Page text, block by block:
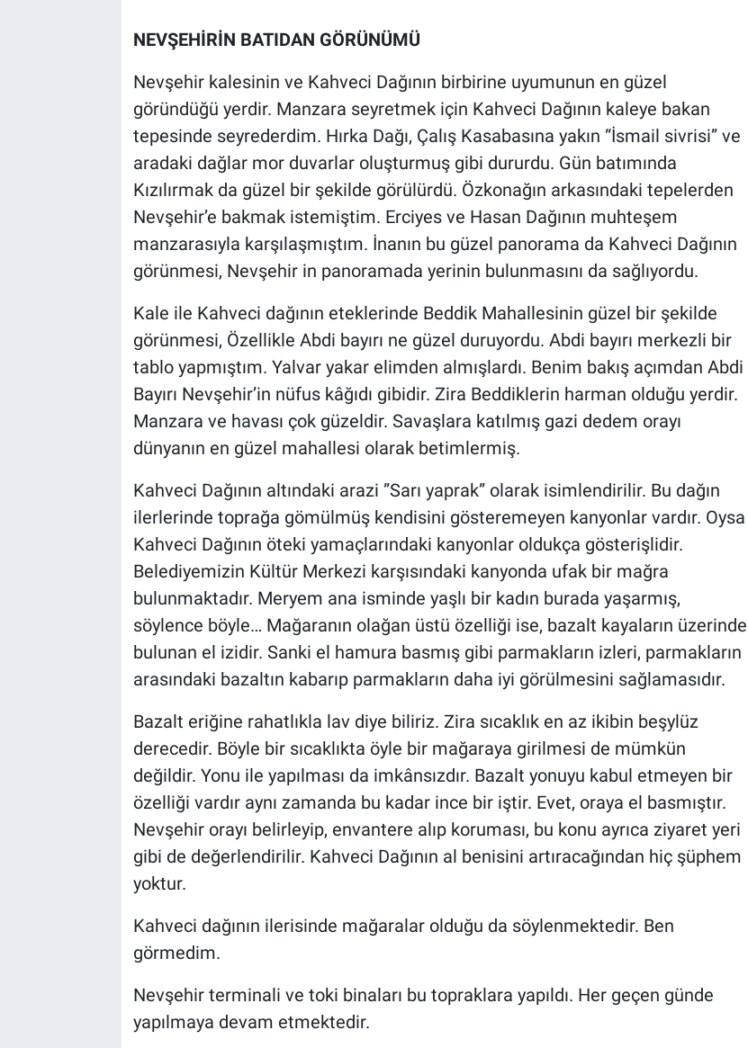
NEVŞEHİRİN BATIDAN GÖRÜNÜMÜ
Nevşehir kalesinin ve Kahveci Dağının birbirine uyumunun en güzel
göründüğü yerdir. Manzara seyretmek için Kahveci Dağının kaleye bakan
tepesinde seyrederdim. Hırka Dağı, Çalış Kasabasına yakın “İsmail sivrisi” ve
aradaki dağlar mor duvarlar oluşturmuş gibi dururdu. Gün batımında
Kızılırmak da güzel bir şekilde görülürdü. Özkonağın arkasındaki tepelerden
Nevşehir’e bakmak istemiştim. Erciyes ve Hasan Dağının muhteşem
manzarasıyla karşılaşmıştım. İnanın bu güzel panorama da Kahveci Dağının
görünmesi, Nevşehir in panoramada yerinin bulunmasını da sağlıyordu.
Kale ile Kahveci dağının eteklerinde Beddik Mahallesinin güzel bir şekilde
görünmesi, Özellikle Abdi bayırı ne güzel duruyordu. Abdi bayırı merkezli bir
tablo yapmıştım. Yalvar yakar elimden almışlardı. Benim bakış açımdan Abdi
Bayırı Nevşehir’in nüfus kâğıdı gibidir. Zira Beddiklerin harman olduğu yerdir.
Manzara ve havası çok güzeldir. Savaşlara katılmış gazi dedem orayı
dünyanın en güzel mahallesi olarak betimlermiş.
Kahveci Dağının altındaki arazi ”Sarı yaprak” olarak isimlendirilir. Bu dağın
ilerlerinde toprağa gömülmüş kendisini gösteremeyen kanyonlar vardır. Oysa
Kahveci Dağının öteki yamaçlarındaki kanyonlar oldukça gösterişlidir.
Belediyemizin Kültür Merkezi karşısındaki kanyonda ufak bir mağra
bulunmaktadır. Meryem ana isminde yaşlı bir kadın burada yaşarmış,
söylence böyle… Mağaranın olağan üstü özelliği ise, bazalt kayaların üzerinde
bulunan el izidir. Sanki el hamura basmış gibi parmakların izleri, parmakların
arasındaki bazaltın kabarıp parmakların daha iyi görülmesini sağlamasıdır.
Bazalt eriğine rahatlıkla lav diye biliriz. Zira sıcaklık en az ikibin beşylüz
derecedir. Böyle bir sıcaklıkta öyle bir mağaraya girilmesi de mümkün
değildir. Yonu ile yapılması da imkânsızdır. Bazalt yonuyu kabul etmeyen bir
özelliği vardır aynı zamanda bu kadar ince bir iştir. Evet, oraya el basmıştır.
Nevşehir orayı belirleyip, envantere alıp koruması, bu konu ayrıca ziyaret yeri
gibi de değerlendirilir. Kahveci Dağının al benisini artıracağından hiç şüphem
yoktur.
Kahveci dağının ilerisinde mağaralar olduğu da söylenmektedir. Ben
görmedim.
Nevşehir terminali ve toki binaları bu topraklara yapıldı. Her geçen günde
yapılmaya devam etmektedir.
İlan - Duyuru- Mesaj
Türkiye Gündemi
Sizden Gelenler
İlan - Duyuru- Mesaj
Türkiye Gündemi
Sizden Gelenler